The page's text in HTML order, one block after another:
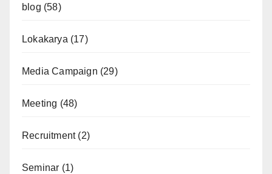
blog (58)
Lokakarya (17)
Media Campaign (29)
Meeting (48)
Recruitment(2)
Seminar (1)